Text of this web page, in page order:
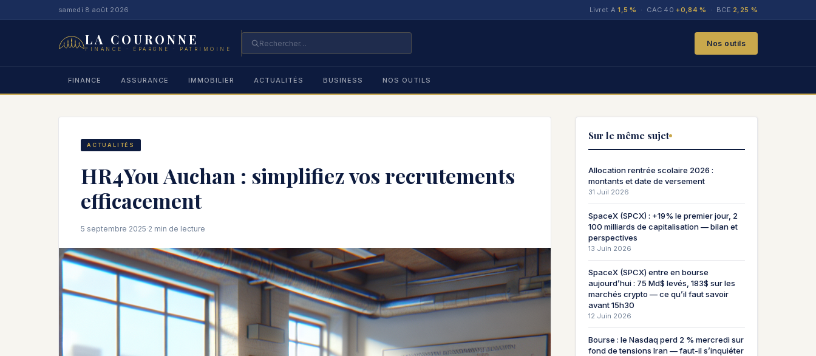
samedi 8 août 2026 Livret A1,5 % · CAC 40+0,84 % · BCE 2,25 %
LA COURONNE
FINANCE · ÉPARGNE · PATRIMOINE
Nos outils
FINANCE ASSURANCE IMMOBILIER ACTUALITÉS BUSINESS NOS OUTILS
ACTUALITÉS
HR4You Auchan : simplifiez vos recrutements
efficacement
5 septembre 2025·2 min de lecture
Sur le même sujet
Allocation rentrée scolaire 2026 :
montants et date de versement
31 Juil 2026
SpaceX (SPCX) : +19% le premier jour, 2
100 milliards de capitalisation — bilan et
perspectives
13 Juin 2026
SpaceX (SPCX) entre en bourse
aujourd’hui : 75 Md$ levés, 183$ sur les
marchés crypto — ce qu’il faut savoir
avant 15h30
12 Juin 2026
Bourse : le Nasdaq perd 2 % mercredi sur
fond de tensions Iran — faut-il s’inquiéter